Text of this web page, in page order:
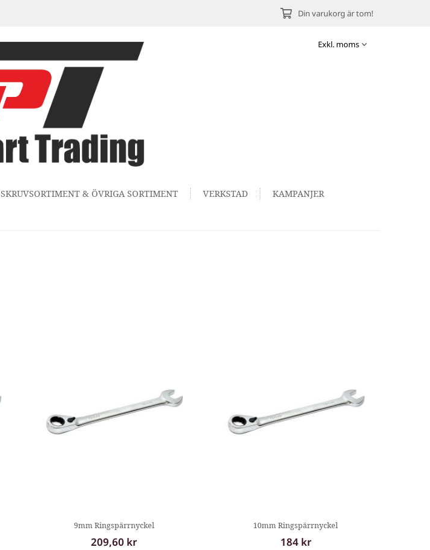
Din varukorg är tom!
SKRUVSORTIMENT & ÖVRIGA SORTIMENT VERKSTAD KAMPANJER
9mm Ringspärrnyckel
209,60 kr
10mm Ringspärrnyckel
184 kr